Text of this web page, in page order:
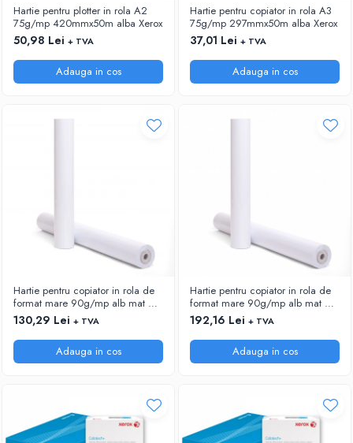
Hartie pentru plotter in rola A2
75g/mp 420mmx50m alba Xerox
50,98 Lei + TVA
Adauga in cos
Hartie pentru copiator in rola A3
75g/mp 297mmx50m alba Xerox
37,01 Lei + TVA
Adauga in cos
Hartie pentru copiator in rola de
format mare 90g/mp alb mat HP
Bright White C6035A 24"
(610mm)x45,7m
130,29 Lei + TVA
Adauga in cos
Hartie pentru copiator in rola de
format mare 90g/mp alb mat HP
Bright White C6036A 36"
(914mm)x45,7m
192,16 Lei + TVA
Adauga in cos